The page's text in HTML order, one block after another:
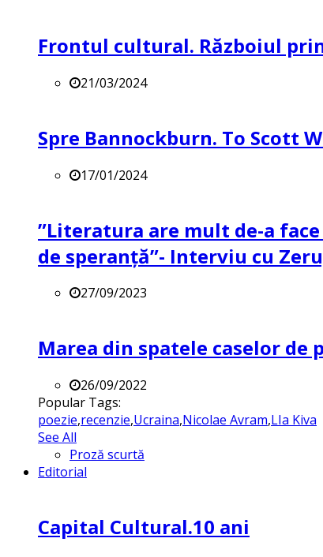
Frontul cultural. Războiul
21/03/2024
Spre Bannockburn. To Scott
17/01/2024
”Literatura are mult de-a
de speranță”- Interviu cu
27/09/2023
Marea din spatele caselor de
26/09/2022
Popular Tags:
poezie,recenzie,Ucraina,Nicolae Avram,LIa Kiva
See All
Proză scurtă
Editorial
Capital Cultural.10 ani